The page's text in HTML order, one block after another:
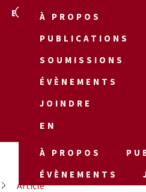
EN
À PROPOS
PUBLICATIONS
SOUMISSIONS
ÉVÈNEMENTS
JOINDRE
EN
À PROPOS
ÉVÈNEMENTS
Article